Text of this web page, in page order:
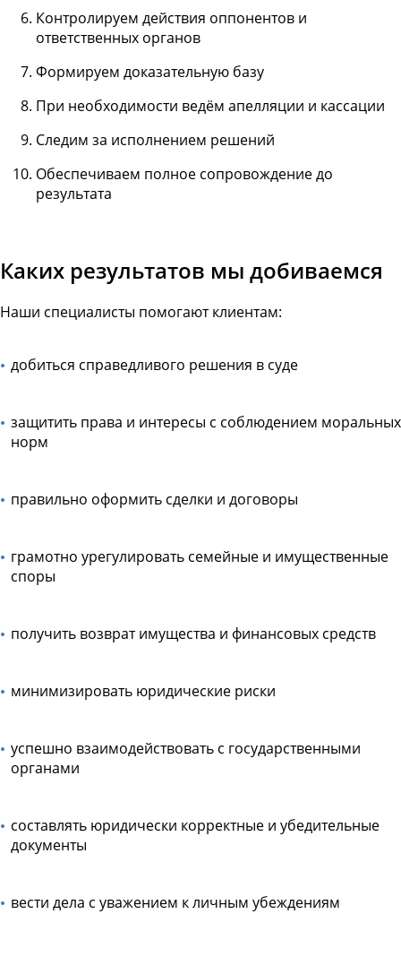
Контролируем действия оппонентов и
ответственных органов
Формируем доказательную базу
При необходимости ведём апелляции и кассации
Следим за исполнением решений
Обеспечиваем полное сопровождение до
результата
Каких результатов мы добиваемся
Наши специалисты помогают клиентам:
добиться справедливого решения в суде
защитить права и интересы с соблюдением моральных
норм
правильно оформить сделки и договоры
грамотно урегулировать семейные и имущественные
споры
получить возврат имущества и финансовых средств
минимизировать юридические риски
успешно взаимодействовать с государственными
органами
составлять юридически корректные и убедительные
документы
вести дела с уважением к личным убеждениям